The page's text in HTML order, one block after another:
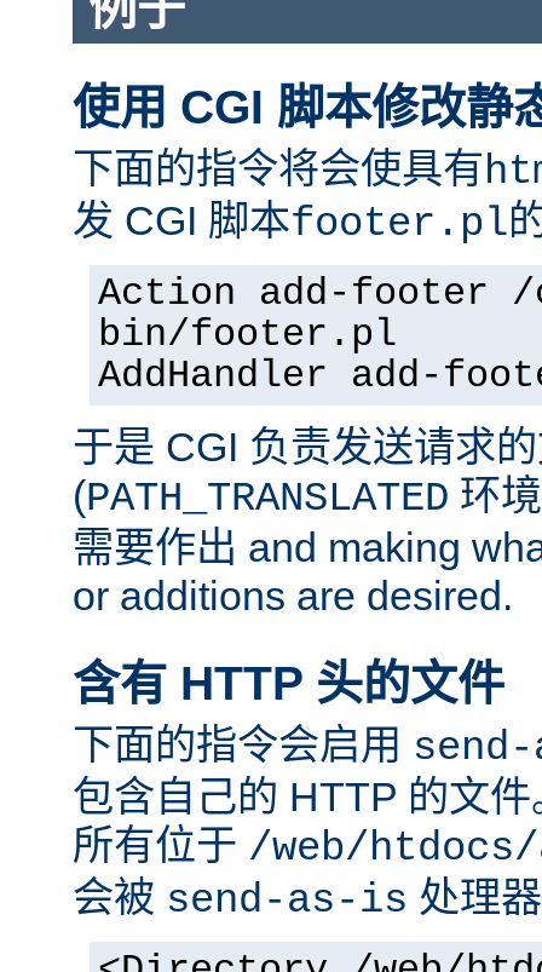
使用 CGI 脚本修改静
下面的指令将会使具有
发 CGI 脚本footer.pl
Action add-footer
bin/footer.pl
AddHandler add-
于是 CGI 负责发送请求
(PATH_TRANSLATED 环
需要作出 and making
or additions are desired.
含有 HTTP 头的文件
下面的指令会启用
包含自己的 HTTP 的文
所有位于 /web/
会被 send-as-is 处理